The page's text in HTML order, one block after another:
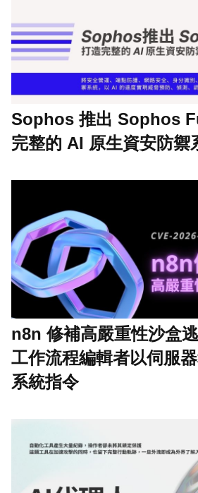
Sophos 推出 Sophos
完整的 AI 原生資安防禦
n8n 修補高嚴重性沙盒
工作流程編輯者以伺服
系統指令